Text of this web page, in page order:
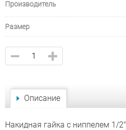
Производитель
Размер
Описание
Накидная гайка с ниппелем 1/2"